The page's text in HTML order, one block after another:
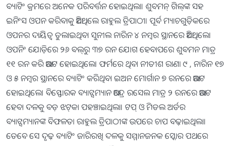
ବ୍ୟାଟିଂ କ୍ରମରେ ଅନେକ ପରିବର୍ତ୍ତନ ହୋଇଥିଲା। ଶୁବମନ୍‌ ଗିଲ୍‌ଙ୍କ ସହ
ଇନିଂସ ଓପନ କରିବାକୁ ଆସିଥିଲେ ରାହୁଲ ତ୍ରିପାଠୀ। ପୂର୍ବ ମ୍ୟାଚଗୁଡ଼ିକରେ
ଓପନର ଦାୟିତ୍ୱ ତୁଲାଇଥିବା ସୁନୀଲ ନାରିନ ୪ ନମ୍ବର ସ୍ଥାନରେ ଆସିଥିଲେ।
ଓପନିଂ ଯୋଡ଼ିରେ ୨୬ ବଲ୍‌ରୁ ୩୭ ରନ ଯୋଗ ହେବାପରେ ଶୁବମନ ମାତ୍ର
୧୧ ରନ କରି ଆଉଟ ହୋଇଥିଲେ। ଫର୍ମରେ ଥିବା ନୀତୀଶ ରାଣା ୯ , ନାରିନ ୧୭
ଓ ୫ ନମ୍ବର ସ୍ଥାନରେ ବ୍ୟାଟିଂ କରିଥିବା ଇଅନ ମୋର୍ଗାନ ୭ ରନରେ ଆଉଟ
ହୋଇଥିଲେ। ବିସ୍ଫୋରକ ବ୍ୟାଟ୍ସମ୍ୟାନ ଆନ୍ଦ୍ରେ ରସେଲ ମାତ୍ର ୨ ରନରେ ଆଉଟ
ହେବା ଦଳକୁ ବଡ଼ ଝଟ୍‌କା ପହଞ୍ଚାଇଥିଲା। ଟପ୍‌ ଓ ମିଡଲ ଅର୍ଡର
ବ୍ୟାଟ୍ସମ୍ୟାନଙ୍କ ବିଫଳତା ରାହୁଲ ତ୍ରିପାଠୀଙ୍କ ଉପରେ ଚାପ ବଢ଼ାଇଥିଲା।
ତେବେ ସେ ଦୃଢ଼ ବ୍ୟାଟିଂ ଜାରିରଖି ଦଳକୁ ସମ୍ମାନଜନକ ସ୍କୋର ପଥରେ